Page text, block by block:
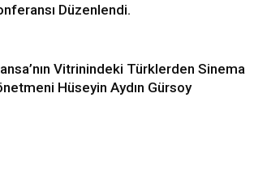
Düzenlendi.
Vitrinindeki Türklerden Sinema
Hüseyin Aydın Gürsoy